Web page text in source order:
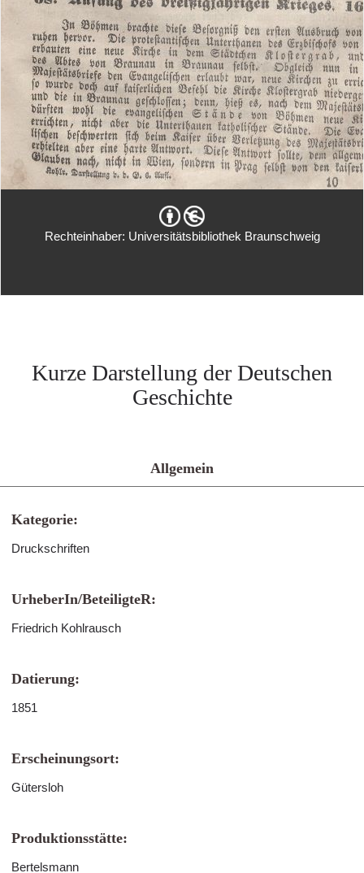
Rechteinhaber: Universitätsbibliothek Braunschweig
Kurze Darstellung der Deutschen
Geschichte
Allgemein
Kategorie:
Druckschriften
UrheberIn/BeteiligteR:
Friedrich Kohlrausch
Datierung:
1851
Erscheinungsort:
Gütersloh
Produktionsstätte:
Bertelsmann